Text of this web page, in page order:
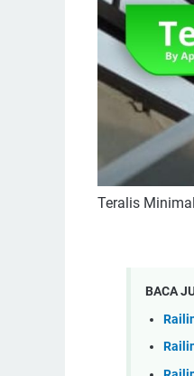
Teralis
BACA